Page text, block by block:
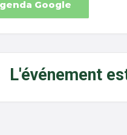
Google
L'événement